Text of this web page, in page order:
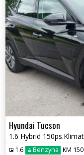
Hyundai Tucson
1.6 Benzyna KM 150